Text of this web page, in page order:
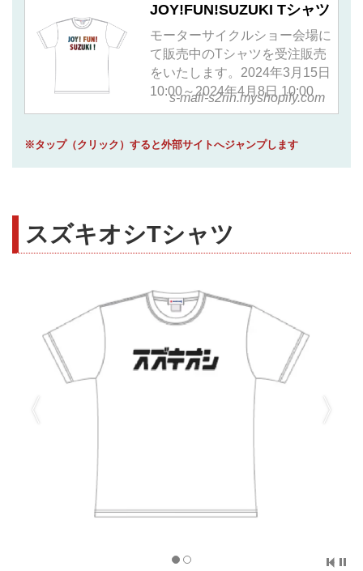
JOY!FUN!SUZUKI Tシャツ
モーターサイクルショー会場に
て販売中のTシャツを受注販売
をいたします。2024年3月15日
10:00～2024年4月8日 10:00
s-mall-s2rin.myshopify.com
※タップ（クリック）すると外部サイトへジャンプします
スズキオシTシャツ